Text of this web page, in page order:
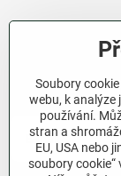
Soubory
webu, k analýze
používání.
stran a
EU, USA nebo
soubory